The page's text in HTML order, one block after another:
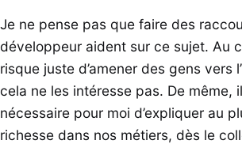
Je ne pense pas que faire des
développeur aident sur ce sujet. Au
risque juste d’amener des gens vers
cela ne les intéresse pas. De même,
nécessaire pour moi d’expliquer au
richesse dans nos métiers, dès le